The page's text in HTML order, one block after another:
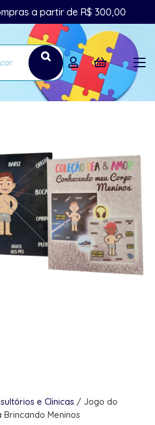
a partir de R$ 300,00
e Clinicas / Jogo do
Meninos